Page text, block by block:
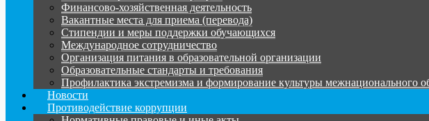
Финансово-хозяйственная деятельность
Вакантные места для приема (перевода)
Стипендии и меры поддержки обучающихся
Международное сотрудничество
Организация питания в образовательной организации
Образовательные стандарты и требования
Профилактика экстремизма и формирование культуры межнационального
Новости
Противодействие коррупции